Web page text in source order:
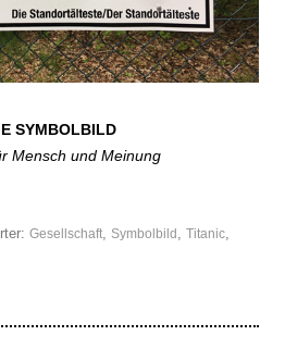
SYMBOLBILD
Mensch und Meinung
Gesellschaft, Symbolbild , Titanic,